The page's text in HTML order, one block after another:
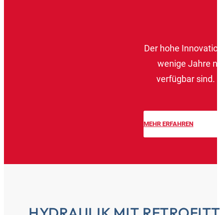
Der hohe
wenige Jahre
verfügbar sind.
MEHR ERFAHREN